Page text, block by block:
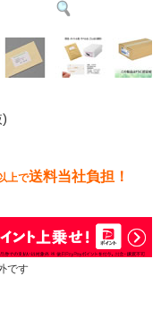
上で送料当社負担！
です